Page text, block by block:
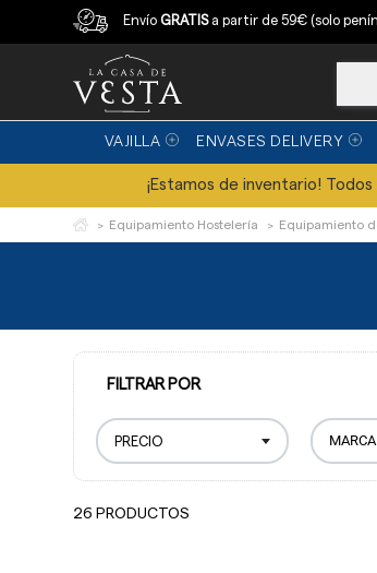
EnvíoGRATISa partir de 59€ (solo
Compra con garantía
VAJILLA ENVASES DELIVERY
¡Estamos de inventario!
Equipamiento Hostelería Equipamiento
FILTRAR POR
PRECIO
26 PRODUCTOS